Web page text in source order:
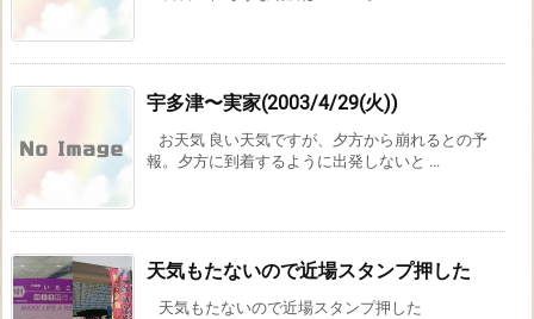
宇多津〜実家(2003/4/29(火))
お天気 良い天気ですが、夕方から崩れるとの予
報。夕方に到着するように出発しないと ...
天気もたないので近場スタンプ押した
天気もたないので近場スタンプ押した